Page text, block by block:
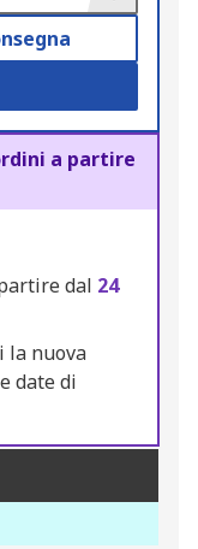
a partire
dal 24
la nuova
date di